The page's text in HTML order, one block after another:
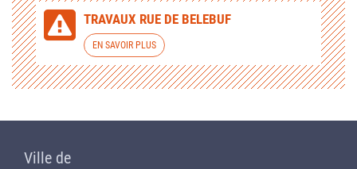
TRAVAUX RUE DE BELEBUF
EN SAVOIR PLUS
Ville de